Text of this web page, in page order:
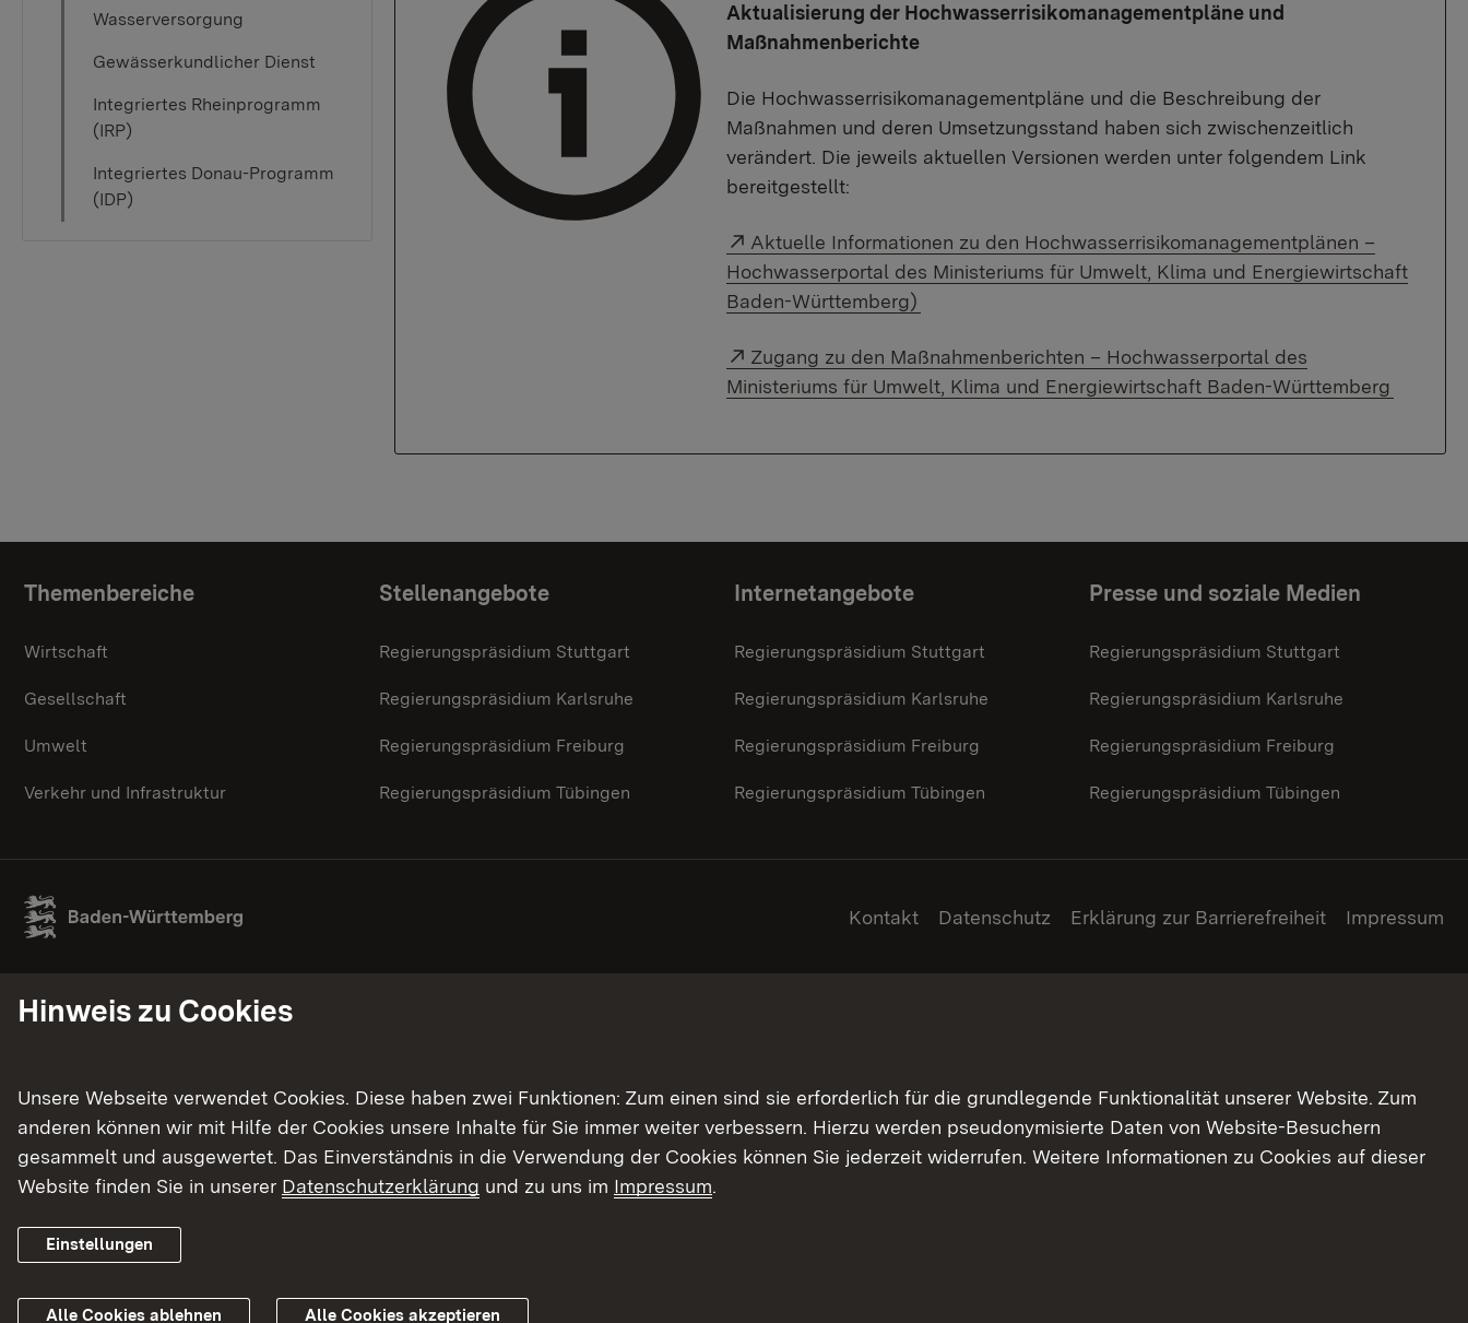
Wasserversorgung
Gewässerkundlicher Dienst
Integriertes Rheinprogramm
(IRP)
Integriertes Donau-Programm
(IDP)
Aktualisierung der Hochwasserrisikomanagementpläne und
Maßnahmenberichte
Die Hochwasserrisikomanagementpläne und die Beschreibung der
Maßnahmen und deren Umsetzungsstand haben sich zwischenzeitlich
verändert. Die jeweils aktuellen Versionen werden unter folgendem Link
bereitgestellt:
Externer Link:
Aktuelle Informationen zu den Hochwasserrisikomanagementplänen –
Hochwasserportal des Ministeriums für Umwelt, Klima und Energiewirtschaft
Baden-Württemberg)
Externer Link:
Zugang zu den Maßnahmenberichten – Hochwasserportal des
Ministeriums für Umwelt, Klima und Energiewirtschaft Baden-Württemberg
Themenübersicht
Themenbereiche
Wirtschaft
Gesellschaft
Umwelt
Verkehr und Infrastruktur
Stellenangebote
Regierungspräsidium Stuttgart
Regierungspräsidium Karlsruhe
Regierungspräsidium Freiburg
Regierungspräsidium Tübingen
Internetangebote
Regierungspräsidium Stuttgart
Regierungspräsidium Karlsruhe
Regierungspräsidium Freiburg
Regierungspräsidium Tübingen
Presse und soziale Medien
Regierungspräsidium Stuttgart
Regierungspräsidium Karlsruhe
Regierungspräsidium Freiburg
Regierungspräsidium Tübingen
Kontakt Datenschutz Erklärung zur Barrierefreiheit Impressum
Hinweis zu Cookies
Unsere Webseite verwendet Cookies. Diese haben zwei Funktionen: Zum einen sind sie erforderlich für die grundlegende Funktionalität unserer Website. Zum
anderen können wir mit Hilfe der Cookies unsere Inhalte für Sie immer weiter verbessern. Hierzu werden pseudonymisierte Daten von Website-Besuchern
gesammelt und ausgewertet. Das Einverständnis in die Verwendung der Cookies können Sie jederzeit widerrufen. Weitere Informationen zu Cookies auf dieser
Website finden Sie in unserer Datenschutzerklärung und zu uns im Impressum.
Einstellungen
Alle Cookies ablehnen Alle Cookies akzeptieren